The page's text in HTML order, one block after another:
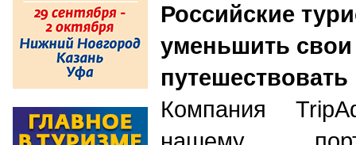
Российские
уменьшить
Компания